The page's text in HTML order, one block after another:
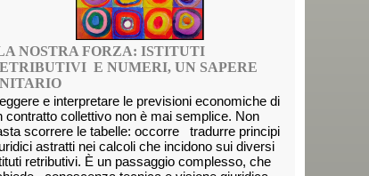
NOSTRA FORZA: ISTITUTI
E NUMERI, UN SAPERE
e interpretare le previsioni economiche di
contratto collettivo non è mai semplice. Non
scorrere le tabelle: occorre tradurre principi
astratti nei calcoli che incidono sui diversi
retributivi. È un passaggio complesso, che